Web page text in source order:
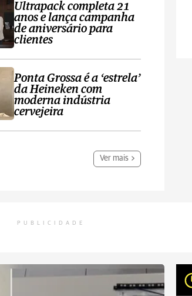
Ultrapack completa 21
anos e lança campanha
de aniversário para
clientes
Ponta Grossa é a ‘estrela’
da Heineken com
moderna indústria
cervejeira
Ver mais
PUBLICIDADE